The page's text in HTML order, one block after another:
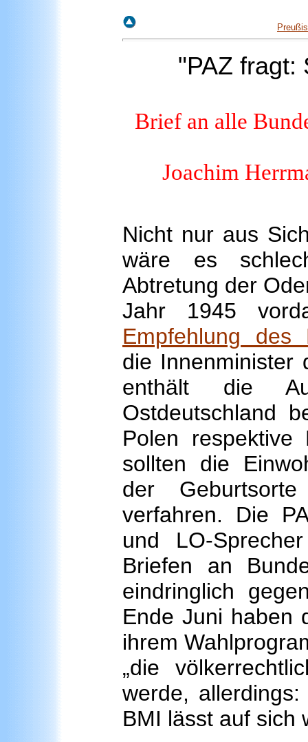
"PAZ fragt:
Brief an alle
Joachim
Nicht nur aus
wäre es
Abtretung der
Jahr 1945
Empfehlung des
die Innenminister
enthält die
Ostdeutschland
Polen
sollten die
der
verfahren. Die
und LO-
Briefen an
eindringlich
Ende Juni haben
ihrem
„die
werde,
BMI lässt auf sich